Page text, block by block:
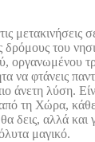
του
οργανωμένου
να φτάνεις
άνετη λύση.
τη Χώρα,
δεις, αλλά και
μαγικό.